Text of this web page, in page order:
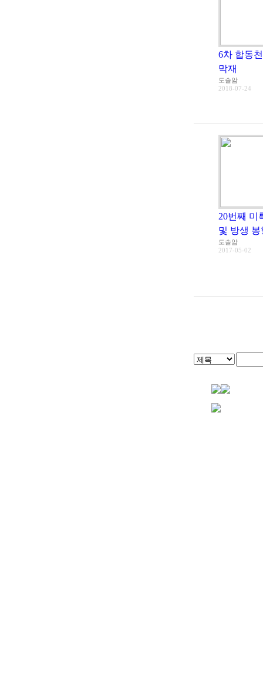
6차 합동
막재
도솔암
2018-07-24
20번째 미
및 방생 봉
도솔암
2017-05-02